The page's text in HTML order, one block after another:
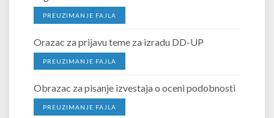
PREUZIMANJE FAJLA
Orazac za prijavu teme za izradu DD-UP
PREUZIMANJE FAJLA
Obrazac za pisanje izvestaja o oceni podobnosti
PREUZIMANJE FAJLA